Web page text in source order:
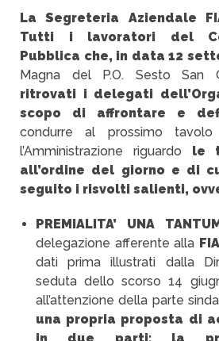
La Segreteria Aziendale
Tutti i lavoratori del
Pubblica che, in data 12
Magna del P.O. Sesto San
ritrovati i delegati
scopo di affrontare e
condurre al prossimo
l’Amministrazione riguardo le
all’ordine del giorno e di
seguito i risvolti salienti,
PREMIALITA’ UNA
delegazione afferente alla
dati prima illustrati dalla
seduta dello scorso 14
all’attenzione della parte
una propria proposta di